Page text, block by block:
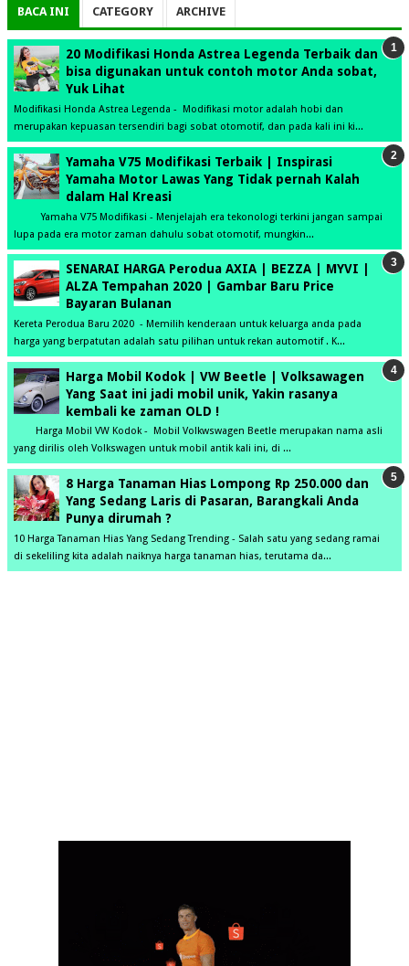
BACA INI CATEGORY ARCHIVE
20 Modifikasi Honda Astrea Legenda Terbaik dan
bisa digunakan untuk contoh motor Anda sobat,
Yuk Lihat
Modifikasi Honda Astrea Legenda - Modifikasi motor adalah hobi dan
merupakan kepuasan tersendiri bagi sobat otomotif, dan pada kali ini ki...
Yamaha V75 Modifikasi Terbaik | Inspirasi
Yamaha Motor Lawas Yang Tidak pernah Kalah
dalam Hal Kreasi
Yamaha V75 Modifikasi - Menjelajah era tekonologi terkini jangan sampai
lupa pada era motor zaman dahulu sobat otomotif, mungkin...
SENARAI HARGA Perodua AXIA | BEZZA | MYVI |
ALZA Tempahan 2020 | Gambar Baru Price
Bayaran Bulanan
Kereta Perodua Baru 2020 - Memilih kenderaan untuk keluarga anda pada
harga yang berpatutan adalah satu pilihan untuk rekan automotif . K...
Harga Mobil Kodok | VW Beetle | Volksawagen
Yang Saat ini jadi mobil unik, Yakin rasanya
kembali ke zaman OLD !
Harga Mobil VW Kodok - Mobil Volkwswagen Beetle merupakan nama asli
yang dirilis oleh Volkswagen untuk mobil antik kali ini, di ...
8 Harga Tanaman Hias Lompong Rp 250.000 dan
Yang Sedang Laris di Pasaran, Barangkali Anda
Punya dirumah ?
10 Harga Tanaman Hias Yang Sedang Trending - Salah satu yang sedang ramai
di sekeliling kita adalah naiknya harga tanaman hias, terutama da...